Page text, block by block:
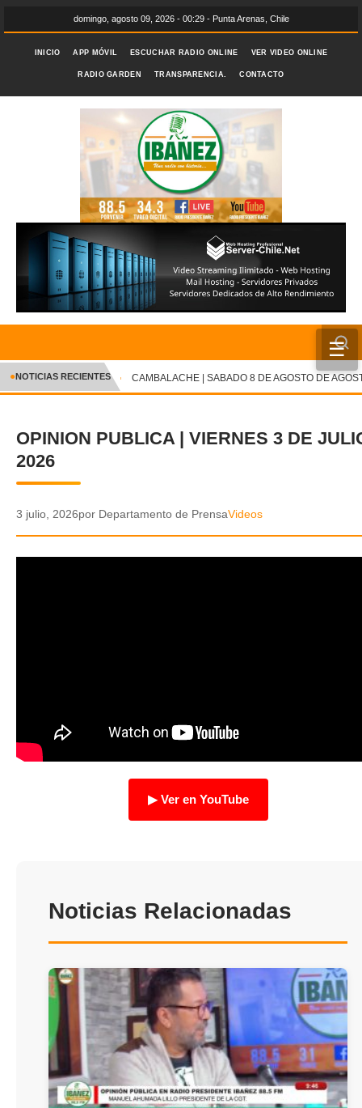
domingo, agosto 09, 2026 - 00:29 - Punta Arenas, Chile
INICIO APP MÓVIL ESCUCHAR RADIO ONLINE VER VIDEO ONLINE
RADIO GARDEN TRANSPARENCIA. CONTACTO
☰
INICIO
CRÓNICA
DEPORTES
POLICIAL
TRANSPARENCIA
✕
●NOTICIAS RECIENTES CAMBALACHE | SABADO 8 DE AGOSTO DE
OPINION PUBLICA | VIERNES 3 DE
2026
3 julio, 2026por Departamento de PrensaVideos
▶ Ver en YouTube
Noticias Relacionadas